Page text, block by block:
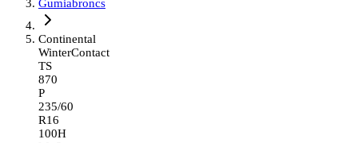
Gumiabroncs
Continental
WinterContact
TS
870
P
235/60
R16
100H